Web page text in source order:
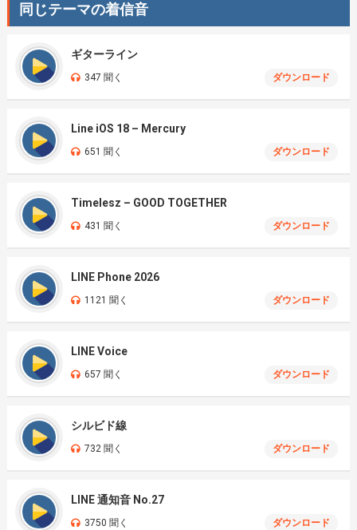
同じテーマの着信音
ギターライン
347 聞く ダウンロード
Line iOS 18 – Mercury
651 聞く ダウンロード
Timelesz – GOOD TOGETHER
431 聞く ダウンロード
LINE Phone 2026
1121 聞く ダウンロード
LINE Voice
657 聞く ダウンロード
シルビド線
732 聞く ダウンロード
LINE 通知音 No.27
3750 聞く ダウンロード